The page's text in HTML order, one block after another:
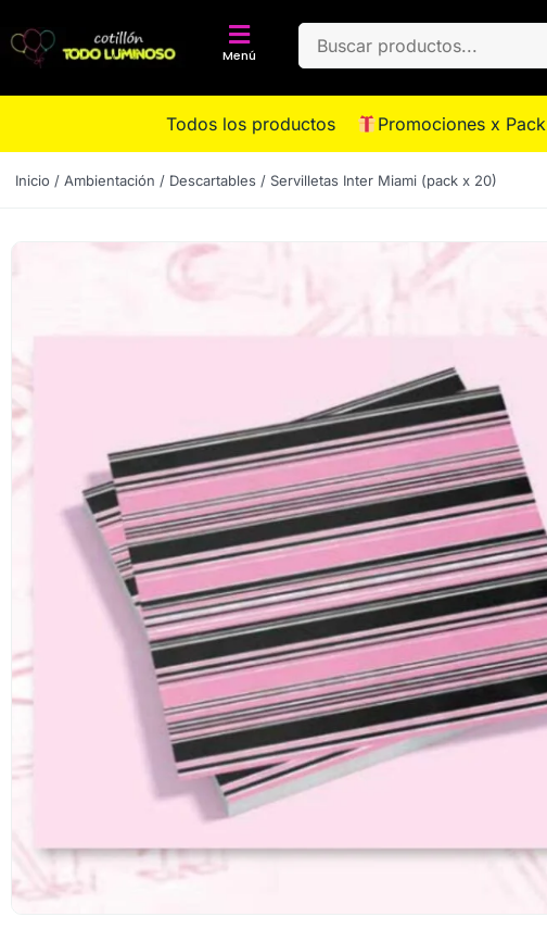
Menú
Todos los productos Promociones x Pack
Inicio / Ambientación / Descartables / Servilletas Inter Miami (pack x 20)